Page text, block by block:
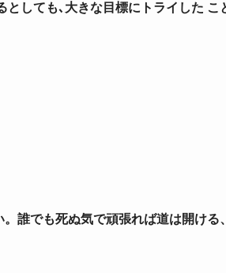
しても､大きな目標にトライした こ
誰でも死ぬ気で頑張れば道は開ける